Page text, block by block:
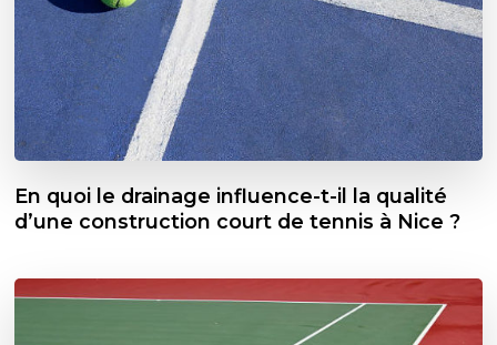
En quoi le drainage influence-t-il la qualité
d’une construction court de tennis à Nice ?